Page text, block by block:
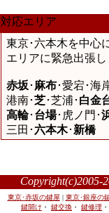
対応エリア
東京･六本木を中心
エリアに緊急出張し
赤坂 ･ 麻布･愛宕･海
港南･芝･芝浦･ 白金
高輪･ 台場･虎ノ門･
三田･六本木･ 新橋
Copyright(c)2005-
東京･赤坂の鍵屋 | 東京･銀座の
鍵開け ・ 鍵交換 ・ 鍵修理 ・